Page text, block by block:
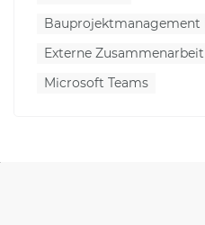
Bauprojektmanagement
Externe
Microsoft Teams